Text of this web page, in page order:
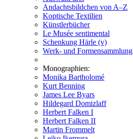
Andachtsbildchen von A–Z
Koptische Textilien
Künstlerbücher
Le Musée sentimental
Schenkung Härle (v)
Werk- und Formensammlung
Monographien:
Monika Bartholomé
Kurt Benning
James Lee Byars
Hildegard Domizlaff
Herbert Falken I
Herbert Falken II
Martin Frommelt